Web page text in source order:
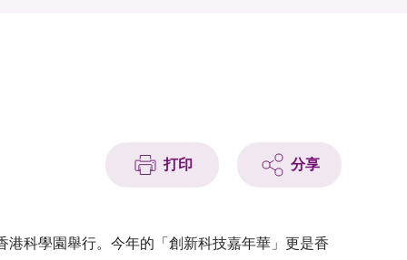
打印 分享
科學園舉行。今年的「創新科技嘉年華」更是香